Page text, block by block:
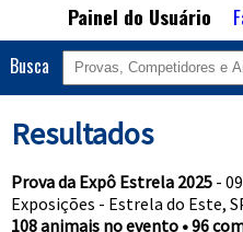
Painel do Usuário
Busca
Resultados
Prova da Expô Estrela 2025-
Exposições - Estrela do Este,
108 animais no evento • 96